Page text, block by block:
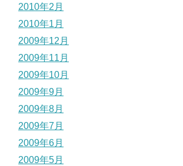
2010年2月
2010年1月
2009年12月
2009年11月
2009年10月
2009年9月
2009年8月
2009年7月
2009年6月
2009年5月